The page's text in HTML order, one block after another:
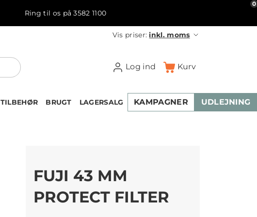
Ring til os på 3582 1100
Vis priser:inkl. moms
Log ind Kurv
0
TILBEHØR BRUGT LAGERSALG KAMPAGNER UDLEJNING
FUJI 43 MM
PROTECT FILTER